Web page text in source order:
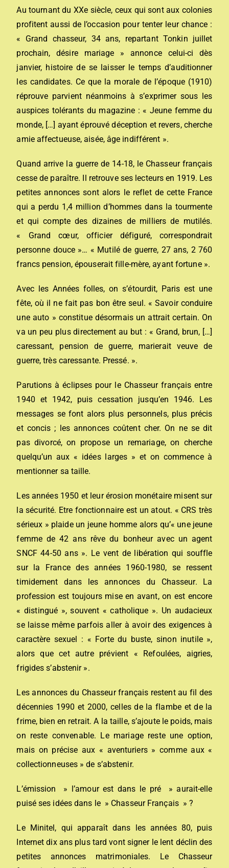
Au tournant du XXe siècle, ceux qui sont aux colonies
profitent aussi de l’occasion pour tenter leur chance :
« Grand chasseur, 34 ans, repartant Tonkin juillet
prochain, désire mariage » annonce celui-ci dès
janvier, histoire de se laisser le temps d’auditionner
les candidates. Ce que la morale de l’époque (1910)
réprouve parvient néanmoins à s’exprimer sous les
auspices tolérants du magazine : « Jeune femme du
monde, […] ayant éprouvé déception et revers, cherche
amie affectueuse, aisée, âge indifférent ».
Quand arrive la guerre de 14-18, le Chasseur français
cesse de paraître. Il retrouve ses lecteurs en 1919. Les
petites annonces sont alors le reflet de cette France
qui a perdu 1,4 million d’hommes dans la tourmente
et qui compte des dizaines de milliers de mutilés.
« Grand cœur, officier défiguré, correspondrait
personne douce »… « Mutilé de guerre, 27 ans, 2 760
francs pension, épouserait fille-mère, ayant fortune ».
Avec les Années folles, on s’étourdit, Paris est une
fête, où il ne fait pas bon être seul. « Savoir conduire
une auto » constitue désormais un attrait certain. On
va un peu plus directement au but : « Grand, brun, […]
caressant, pension de guerre, marierait veuve de
guerre, très caressante. Pressé. ».
Parutions à éclipses pour le Chasseur français entre
1940 et 1942, puis cessation jusqu’en 1946. Les
messages se font alors plus personnels, plus précis
et concis ; les annonces coûtent cher. On ne se dit
pas divorcé, on propose un remariage, on cherche
quelqu’un aux « idées larges » et on commence à
mentionner sa taille.
Les années 1950 et leur érosion monétaire misent sur
la sécurité. Etre fonctionnaire est un atout. « CRS très
sérieux » plaide un jeune homme alors qu’« une jeune
femme de 42 ans rêve du bonheur avec un agent
SNCF 44-50 ans ». Le vent de libération qui souffle
sur la France des années 1960-1980, se ressent
timidement dans les annonces du Chasseur. La
profession est toujours mise en avant, on est encore
« distingué », souvent « catholique ». Un audacieux
se laisse même parfois aller à avoir des exigences à
caractère sexuel : « Forte du buste, sinon inutile »,
alors que cet autre prévient « Refoulées, aigries,
frigides s’abstenir ».
Les annonces du Chasseur français restent au fil des
décennies 1990 et 2000, celles de la flambe et de la
frime, bien en retrait. A la taille, s’ajoute le poids, mais
on reste convenable. Le mariage reste une option,
mais on précise aux « aventuriers » comme aux «
collectionneuses » de s’abstenir.
L’émission » l’amour est dans le pré » aurait-elle
puisé ses idées dans le » Chasseur Français » ?
Le Minitel, qui apparaît dans les années 80, puis
Internet dix ans plus tard vont signer le lent déclin des
petites annonces matrimoniales. Le Chasseur